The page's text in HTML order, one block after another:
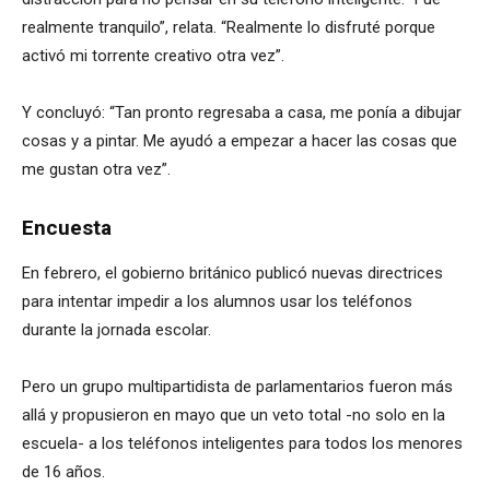
realmente tranquilo”, relata. “Realmente lo disfruté porque
activó mi torrente creativo otra vez”.
Y concluyó: “Tan pronto regresaba a casa, me ponía a dibujar
cosas y a pintar. Me ayudó a empezar a hacer las cosas que
me gustan otra vez”.
Encuesta
En febrero, el gobierno británico publicó nuevas directrices
para intentar impedir a los alumnos usar los teléfonos
durante la jornada escolar.
Pero un grupo multipartidista de parlamentarios fueron más
allá y propusieron en mayo que un veto total -no solo en la
escuela- a los teléfonos inteligentes para todos los menores
de 16 años.